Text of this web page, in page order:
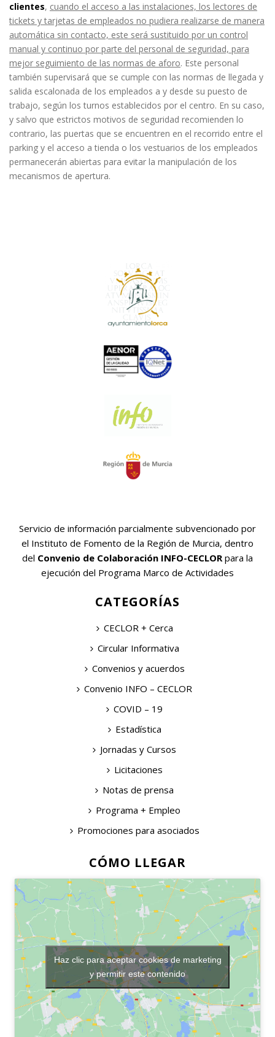
clientes, cuando el acceso a las instalaciones, los lectores de
tickets y tarjetas de empleados no pudiera realizarse de manera
automática sin contacto, este será sustituido por un control
manual y continuo por parte del personal de seguridad, para
mejor seguimiento de las normas de aforo. Este personal
también supervisará que se cumple con las normas de llegada y
salida escalonada de los empleados a y desde su puesto de
trabajo, según los turnos establecidos por el centro. En su caso,
y salvo que estrictos motivos de seguridad recomienden lo
contrario, las puertas que se encuentren en el recorrido entre el
parking y el acceso a tienda o los vestuarios de los empleados
permanecerán abiertas para evitar la manipulación de los
mecanismos de apertura.
Servicio de información parcialmente subvencionado por
el Instituto de Fomento de la Región de Murcia, dentro
del Convenio de Colaboración INFO-CECLOR para la
ejecución del Programa Marco de Actividades
CATEGORÍAS
CECLOR + Cerca
Circular Informativa
Convenios y acuerdos
Convenio INFO – CECLOR
COVID – 19
Estadística
Jornadas y Cursos
Licitaciones
Notas de prensa
Programa + Empleo
Promociones para asociados
CÓMO LLEGAR
Haz clic para aceptar cookies de marketing
y permitir este contenido